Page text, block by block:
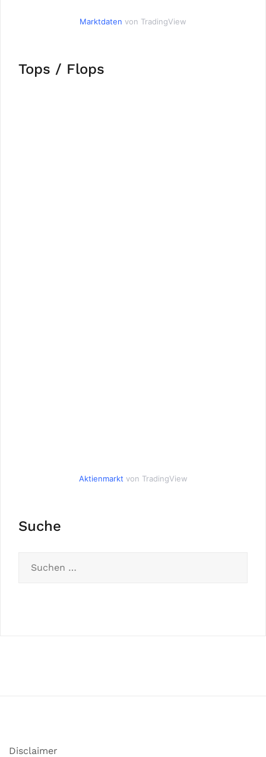
Marktdaten von TradingView
Tops / Flops
Aktienmarkt von TradingView
Suche
Disclaimer